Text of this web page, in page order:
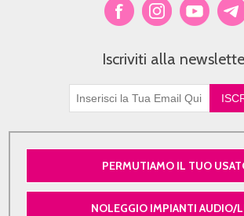
Iscriviti alla
PERMUTIAMO IL TUO
NOLEGGIO IMPIANTI AUDIO/